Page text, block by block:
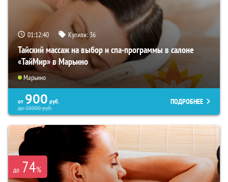
01:12:39 Купили:36
Тайский массаж на выбор и спа-программы в салоне
«ТайМир» в Марьино
Марьино
от 900 руб.
до28000руб.
ПОДРОБНЕЕ
до 74%